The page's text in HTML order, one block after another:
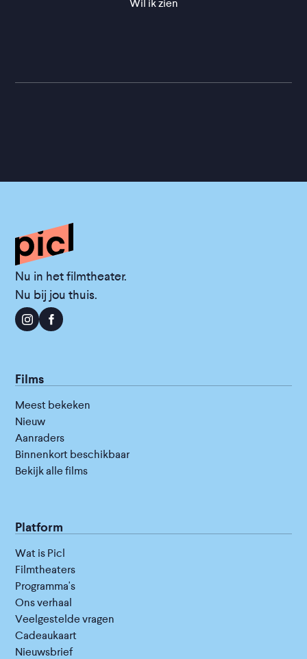
Wil ik zien
Nu in het filmtheater.
Nu bij jou thuis.
Films
Meest bekeken
Nieuw
Aanraders
Binnenkort beschikbaar
Bekijk alle films
Platform
Wat is Picl
Filmtheaters
Programma's
Ons verhaal
Veelgestelde vragen
Cadeaukaart
Nieuwsbrief